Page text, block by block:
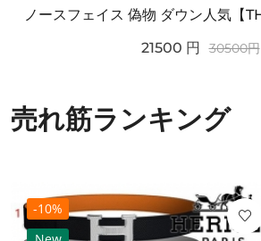
21500 円 30500円
売れ筋ランキング
-10%